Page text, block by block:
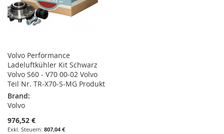
Volvo Performance
Ladeluftkühler Kit Schwarz
Volvo S60 - V70 00-02 Volvo
Teil Nr. TR-X70-S-MG Produkt
Brand:
Volvo
976,52 €
807,04 €